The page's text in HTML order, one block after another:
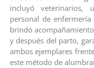
incluyó veterinarios,
personal de
brindó
y después del parto,
ambos ejemplares
este método de